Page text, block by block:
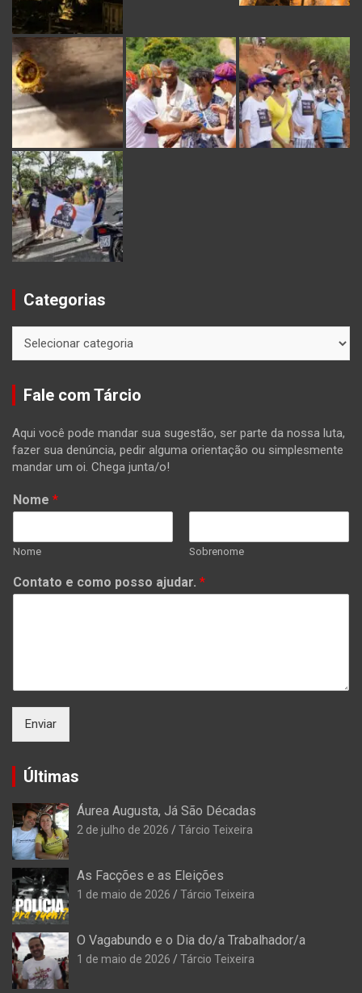
Categorias
Fale com Tárcio
Aqui você pode mandar sua sugestão, ser parte da nossa luta,
fazer sua denúncia, pedir alguma orientação ou simplesmente
mandar um oi. Chega junta/o!
Nome *
Nome Sobrenome
Contato e como posso ajudar. *
Enviar
Últimas
Áurea Augusta, Já São Décadas
2 de julho de 2026 Tárcio Teixeira
As Facções e as Eleições
1 de maio de 2026 Tárcio Teixeira
O Vagabundo e o Dia do/a Trabalhador/a
1 de maio de 2026 Tárcio Teixeira